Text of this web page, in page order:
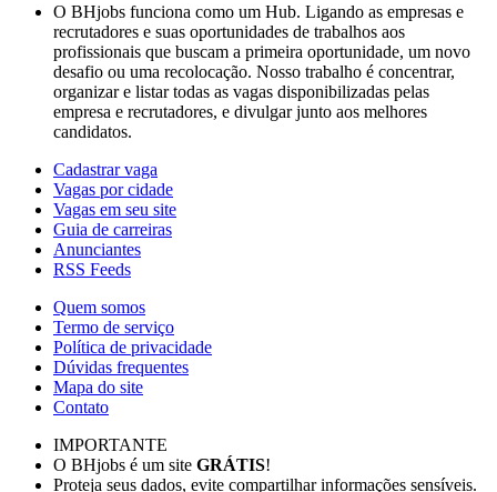
O BHjobs funciona como um Hub. Ligando as empresas e
recrutadores e suas oportunidades de trabalhos aos
profissionais que buscam a primeira oportunidade, um novo
desafio ou uma recolocação. Nosso trabalho é concentrar,
organizar e listar todas as vagas disponibilizadas pelas
empresa e recrutadores, e divulgar junto aos melhores
candidatos.
Cadastrar vaga
Vagas por cidade
Vagas em seu site
Guia de carreiras
Anunciantes
RSS Feeds
Quem somos
Termo de serviço
Política de privacidade
Dúvidas frequentes
Mapa do site
Contato
IMPORTANTE
O BHjobs é um site GRÁTIS!
Proteja seus dados, evite compartilhar informações sensíveis.